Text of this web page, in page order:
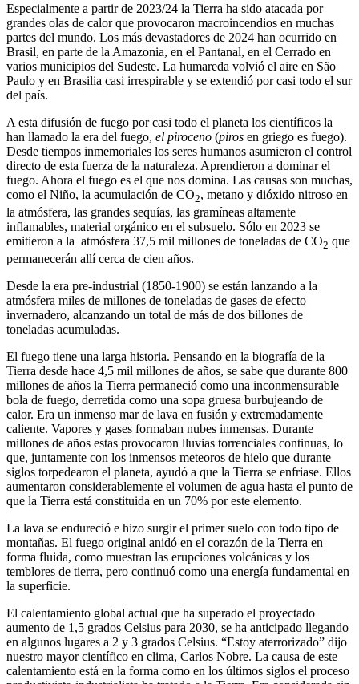
Especialmente a partir de 2023/24 la Tierra ha sido atacada por
grandes olas de calor que provocaron macroincendios en muchas
partes del mundo. Los más devastadores de 2024 han ocurrido en
Brasil, en parte de la Amazonia, en el Pantanal, en el Cerrado en
varios municipios del Sudeste. La humareda volvió el aire en São
Paulo y en Brasilia casi irrespirable y se extendió por casi todo el sur
del país.
A esta difusión de fuego por casi todo el planeta los científicos la
han llamado la era del fuego, el piroceno (piros en griego es fuego).
Desde tiempos inmemoriales los seres humanos asumieron el control
directo de esta fuerza de la naturaleza. Aprendieron a dominar el
fuego. Ahora el fuego es el que nos domina. Las causas son muchas,
como el Niño, la acumulación de CO2, metano y dióxido nitroso en
la atmósfera, las grandes sequías, las gramíneas altamente
inflamables, material orgánico en el subsuelo. Sólo en 2023 se
emitieron a la atmósfera 37,5 mil millones de toneladas de CO2 que
permanecerán allí cerca de cien años.
Desde la era pre-industrial (1850-1900) se están lanzando a la
atmósfera miles de millones de toneladas de gases de efecto
invernadero, alcanzando un total de más de dos billones de
toneladas acumuladas.
El fuego tiene una larga historia. Pensando en la biografía de la
Tierra desde hace 4,5 mil millones de años, se sabe que durante 800
millones de años la Tierra permaneció como una inconmensurable
bola de fuego, derretida como una sopa gruesa burbujeando de
calor. Era un inmenso mar de lava en fusión y extremadamente
caliente. Vapores y gases formaban nubes inmensas. Durante
millones de años estas provocaron lluvias torrenciales continuas, lo
que, juntamente con los inmensos meteoros de hielo que durante
siglos torpedearon el planeta, ayudó a que la Tierra se enfriase. Ellos
aumentaron considerablemente el volumen de agua hasta el punto de
que la Tierra está constituida en un 70% por este elemento.
La lava se endureció e hizo surgir el primer suelo con todo tipo de
montañas. El fuego original anidó en el corazón de la Tierra en
forma fluida, como muestran las erupciones volcánicas y los
temblores de tierra, pero continuó como una energía fundamental en
la superficie.
El calentamiento global actual que ha superado el proyectado
aumento de 1,5 grados Celsius para 2030, se ha anticipado llegando
en algunos lugares a 2 y 3 grados Celsius. “Estoy aterrorizado” dijo
nuestro mayor científico en clima, Carlos Nobre. La causa de este
calentamiento está en la forma como en los últimos siglos el proceso